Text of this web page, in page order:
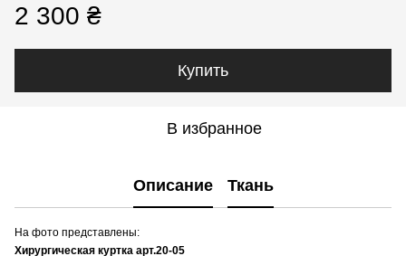
2 300 ₴
Купить
В избранное
Описание Ткань
На фото представлены:
Хирургическая куртка арт.20-05